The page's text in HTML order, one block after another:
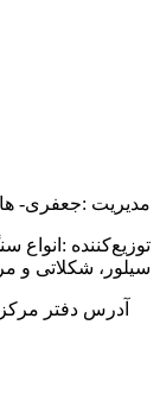
مدیریت :جعفری-‌‌
توزیع‌کننده : انواع
سیلور، شکلاتی و
آدرس دفتر